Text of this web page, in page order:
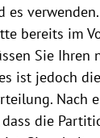
es
bereits im
Sie Ihren
ist jedoch
Nach
die